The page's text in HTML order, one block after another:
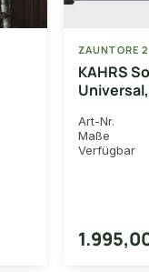
ZAUNTORE
KAHRS
Art-Nr.
Maße
Verfügbar